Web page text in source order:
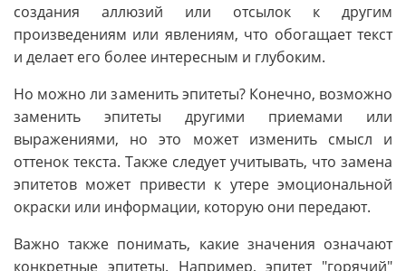
создания аллюзий или отсылок к другим
произведениям или явлениям, что обогащает текст
и делает его более интересным и глубоким.
Но можно ли заменить эпитеты? Конечно, возможно
заменить эпитеты другими приемами или
выражениями, но это может изменить смысл и
оттенок текста. Также следует учитывать, что замена
эпитетов может привести к утере эмоциональной
окраски или информации, которую они передают.
Важно также понимать, какие значения означают
конкретные эпитеты. Например, эпитет "горячий"